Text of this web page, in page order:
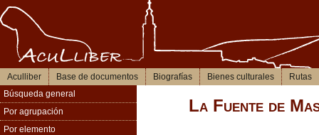
Aculliber Base de documentos Biografías Bienes culturales
Rutas
Búsqueda general
Por agrupación
Por elemento
La Fuente de